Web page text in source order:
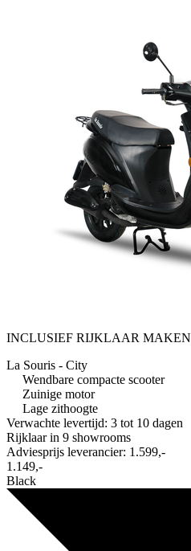
INCLUSIEF RIJKLAAR MAKEN
La Souris - City
Wendbare compacte scooter
Zuinige motor
Lage zithoogte
Verwachte levertijd: 3 tot 10 dagen
Rijklaar in 9 showrooms
Adviesprijs leverancier: 1.599,-
1.149,-
Black